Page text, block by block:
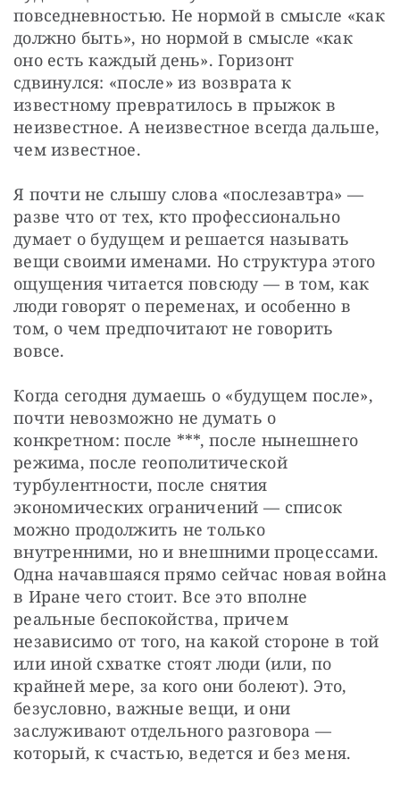
повседневностью. Не нормой в смысле «как
должно быть», но нормой в смысле «как
оно есть каждый день». Горизонт
сдвинулся: «после» из возврата к
известному превратилось в прыжок в
неизвестное. А неизвестное всегда дальше,
чем известное.
Я почти не слышу слова «послезавтра» —
разве что от тех, кто профессионально
думает о будущем и решается называть
вещи своими именами. Но структура этого
ощущения читается повсюду — в том, как
люди говорят о переменах, и особенно в
том, о чем предпочитают не говорить
вовсе.
Когда сегодня думаешь о «будущем после»,
почти невозможно не думать о
конкретном: после ***, после нынешнего
режима, после геополитической
турбулентности, после снятия
экономических ограничений — список
можно продолжить не только
внутренними, но и внешними процессами.
Одна начавшаяся прямо сейчас новая война
в Иране чего стоит. Все это вполне
реальные беспокойства, причем
независимо от того, на какой стороне в той
или иной схватке стоят люди (или, по
крайней мере, за кого они болеют). Это,
безусловно, важные вещи, и они
заслуживают отдельного разговора —
который, к счастью, ведется и без меня.